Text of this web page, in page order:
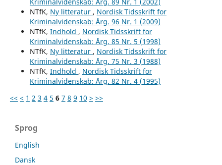
NTfK, Ny litteratur , Nordisk Tidsskrift for
Kriminalvidenskab: Årg. 96 Nr. 1 (2009)
NTfK, Indhold , Nordisk Tidsskrift for
Kriminalvidenskab: Årg. 85 Nr. 5 (1998)
NTfK, Ny litteratur , Nordisk Tidsskrift for
Kriminalvidenskab: Årg. 75 Nr. 3 (1988)
NTfK, Indhold , Nordisk Tidsskrift for
Kriminalvidenskab: Årg. 82 Nr. 4 (1995)
<< < 1 2 3 4 5 6 7 8 9 10 > >>
Sprog
English
Dansk